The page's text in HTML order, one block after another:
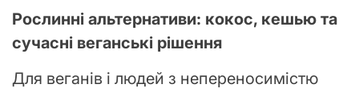
Рослинні альтернативи: кокос, кешью та
сучасні веганські рішення
Для веганів і людей з непереносимістю